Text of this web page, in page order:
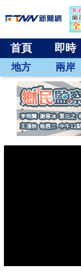
首頁 即時
地方 兩岸